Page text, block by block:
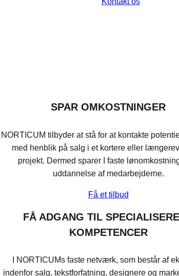
SPAR OMKOSTNINGER
NORTICUM tilbyder at stå for at kontakte
med henblik på salg i et kortere eller
projekt. Dermed sparer I faste
uddannelse af medarbejderne.
Få et tilbud
FÅ ADGANG TIL
KOMPETENCER
I NORTICUMs faste netværk, som består af
indenfor salg, tekstforfatning, designere og